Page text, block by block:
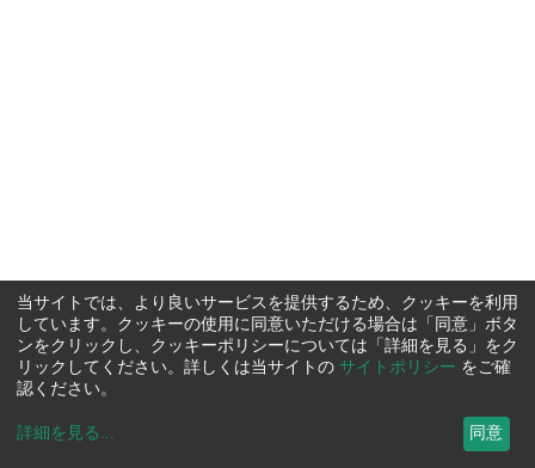
当サイトでは、より良いサービスを提供するため、クッキーを利用
しています。クッキーの使用に同意いただける場合は「同意」ボタ
ンをクリックし、クッキーポリシーについては「詳細を見る」をク
リックしてください。詳しくは当サイトの サイトポリシー をご確
認ください。
詳細を見る ... 同意